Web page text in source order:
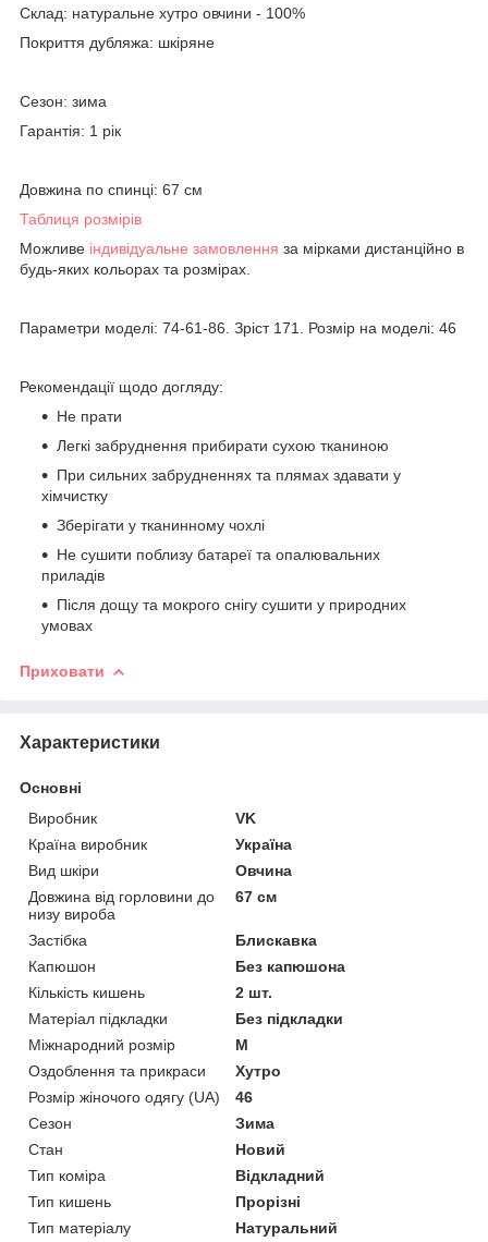
Склад: натуральне хутро овчини - 100%
Покриття дубляжа: шкіряне
Сезон: зима
Гарантія: 1 рік
Довжина по спинці: 67 см
Таблиця розмірів
Можливе індивідуальне замовлення за мірками дистанційно в
будь-яких кольорах та розмірах.
Параметри моделі: 74-61-86. Зріст 171. Розмір на моделі: 46
Рекомендації щодо догляду:
Не прати
Легкі забруднення прибирати сухою тканиною
При сильних забрудненнях та плямах здавати у
хімчистку
Зберігати у тканинному чохлі
Не сушити поблизу батареї та опалювальних
приладів
Після дощу та мокрого снігу сушити у природних
умовах
Приховати
Характеристики
Основні
Виробник
VK
Країна виробник
Україна
Вид шкіри
Овчина
Довжина від горловини до
низу вироба
67 см
Застібка
Блискавка
Капюшон
Без капюшона
Кількість кишень
2 шт.
Матеріал підкладки
Без підкладки
Міжнародний розмір
M
Оздоблення та прикраси
Хутро
Розмір жіночого одягу (UA)
46
Сезон
Зима
Стан
Новий
Тип коміра
Відкладний
Тип кишень
Прорізні
Тип матеріалу
Натуральний